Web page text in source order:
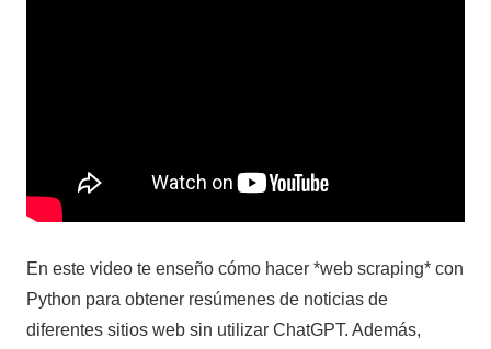
En este video te enseño cómo hacer *web scraping* con
Python para obtener resúmenes de noticias de
diferentes sitios web sin utilizar ChatGPT. Además,